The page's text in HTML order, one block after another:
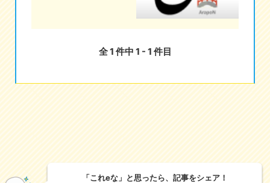
全 1 件中 1 - 1 件目
「これeな」と思ったら、記事をシェア！